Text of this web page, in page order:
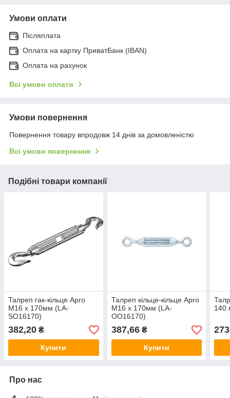
Умови оплати
Післяплата
Оплата на картку ПриватБанк (IBAN)
Оплата на рахунок
Всі умови оплати
Умови повернення
Повернення товару впродовж 14 днів за домовленістю
Всі умови повернення
Подібні товари компанії
Талреп гак-кільце Apro
M16 x 170мм (LA-
SO16170)
382,20 ₴
Купити
Талреп кільце-кільце Apro
M16 x 170мм (LA-
OO16170)
387,66₴
Купити
140
273
Про нас